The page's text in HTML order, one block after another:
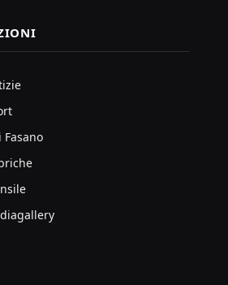
Fasano